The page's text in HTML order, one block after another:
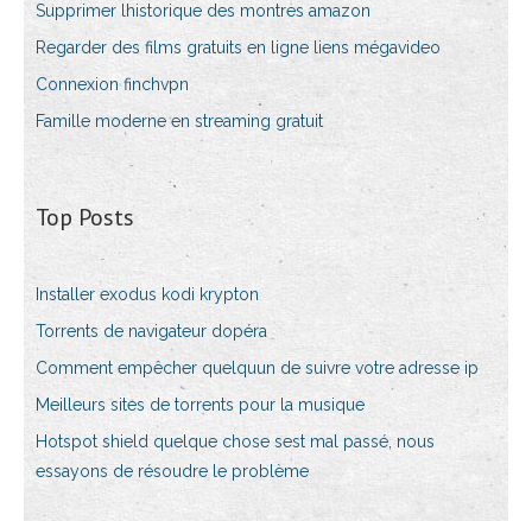
Supprimer lhistorique des montres amazon
Regarder des films gratuits en ligne liens mégavideo
Connexion finchvpn
Famille moderne en streaming gratuit
Top Posts
Installer exodus kodi krypton
Torrents de navigateur dopéra
Comment empêcher quelquun de suivre votre adresse ip
Meilleurs sites de torrents pour la musique
Hotspot shield quelque chose sest mal passé, nous
essayons de résoudre le problème